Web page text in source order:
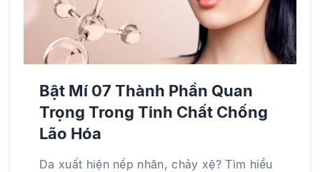
Bật Mí 07 Thành Phần Quan
Trọng Trong Tinh Chất Chống
Lão Hóa
Da xuất hiện nếp nhăn, chảy xệ? Tìm hiểu